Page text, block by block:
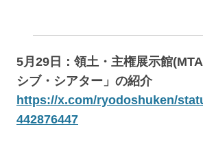
5月29日：領土・主権展示館
シブ・シアター」の紹介
https://x.com/ryodoshuken/
442876447